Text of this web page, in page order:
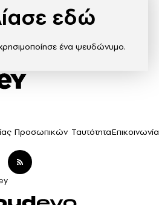
εδώ
ένα ψευδώνυμο.
Προσωπικών ΤαυτότηταΕπικοινωνία